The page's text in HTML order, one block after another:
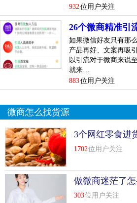
然后你就拥有一个自己的淘客小程序
看详情]
top5 注册淘宝客小程序选择什
在制作淘宝客小程序的教程介绍完
个小程序很有意思也很有帮助，但
淘宝客小程序选择什么类目，小编
我们先来了解一下小程序类目：
金融业：新增了网络借贷信息中介
货、证券/期货投资咨询，删除了证券
公益：原本只有公益，现在调整为公
快递业与邮政：新增邮政、装卸搬运
932 位用户关注
26个微商精准引
如果微信好友只有那
产品再好、文案再吸
以引流对于微商来说
就来…
883位用户关注
微商怎么找货源
3个网红零食进
1702位用户关注
做微商迷茫了
303位用户关注